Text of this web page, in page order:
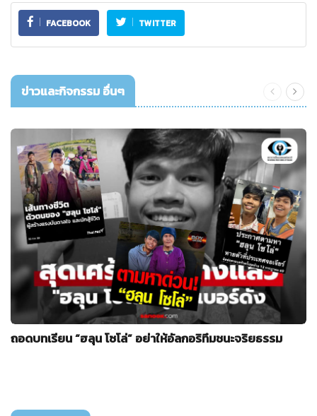
FACEBOOK TWITTER
ข่าวและกิจกรรม อื่นๆ
ถอดบทเรียน “ฮลุน โซโล่” อย่าให้อัลกอริทึมชนะจริยธรรม